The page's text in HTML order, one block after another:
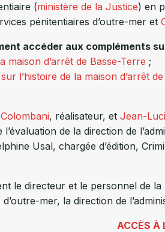
(ministère de la Justice) en
pénitentiaires d’outre-mer et
accéder aux compléments
maison d’arrêt de Basse-Terre ;
l’histoire de la maison d’arrêt
, réalisateur, et Jean-
de la direction de
Usal, chargée d’édition,
le directeur et le personnel de
mer, la direction de
ACCÈS À